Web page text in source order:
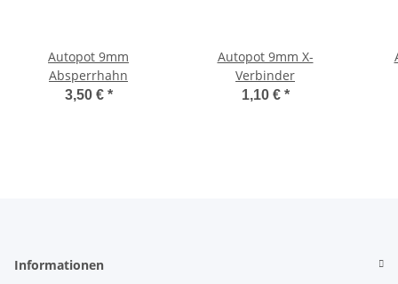
Autopot 9mm
Absperrhahn
3,50 € *
Autopot 9mm X-
Verbinder
1,10 € *
Informationen